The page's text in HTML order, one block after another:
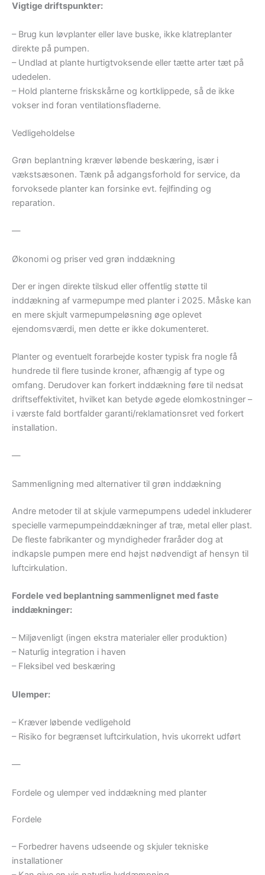
Vigtige driftspunkter:
– Brug kun løvplanter eller lave buske, ikke klatreplanter
direkte på pumpen.
– Undlad at plante hurtigtvoksende eller tætte arter tæt på
udedelen.
– Hold planterne friskskårne og kortklippede, så de ikke
vokser ind foran ventilationsfladerne.
Vedligeholdelse
Grøn beplantning kræver løbende beskæring, især i
vækstsæsonen. Tænk på adgangsforhold for service, da
forvoksede planter kan forsinke evt. fejlfinding og
reparation.
—
Økonomi og priser ved grøn inddækning
Der er ingen direkte tilskud eller offentlig støtte til
inddækning af varmepumpe med planter i 2025. Måske kan
en mere skjult varmepumpeløsning øge oplevet
ejendomsværdi, men dette er ikke dokumenteret.
Planter og eventuelt forarbejde koster typisk fra nogle få
hundrede til flere tusinde kroner, afhængig af type og
omfang. Derudover kan forkert inddækning føre til nedsat
driftseffektivitet, hvilket kan betyde øgede elomkostninger –
i værste fald bortfalder garanti/reklamationsret ved forkert
installation.
—
Sammenligning med alternativer til grøn inddækning
Andre metoder til at skjule varmepumpens udedel inkluderer
specielle varmepumpeinddækninger af træ, metal eller plast.
De fleste fabrikanter og myndigheder fraråder dog at
indkapsle pumpen mere end højst nødvendigt af hensyn til
luftcirkulation.
Fordele ved beplantning sammenlignet med faste
inddækninger:
– Miljøvenligt (ingen ekstra materialer eller produktion)
– Naturlig integration i haven
– Fleksibel ved beskæring
Ulemper:
– Kræver løbende vedligehold
– Risiko for begrænset luftcirkulation, hvis ukorrekt udført
—
Fordele og ulemper ved inddækning med planter
Fordele
– Forbedrer havens udseende og skjuler tekniske
installationer